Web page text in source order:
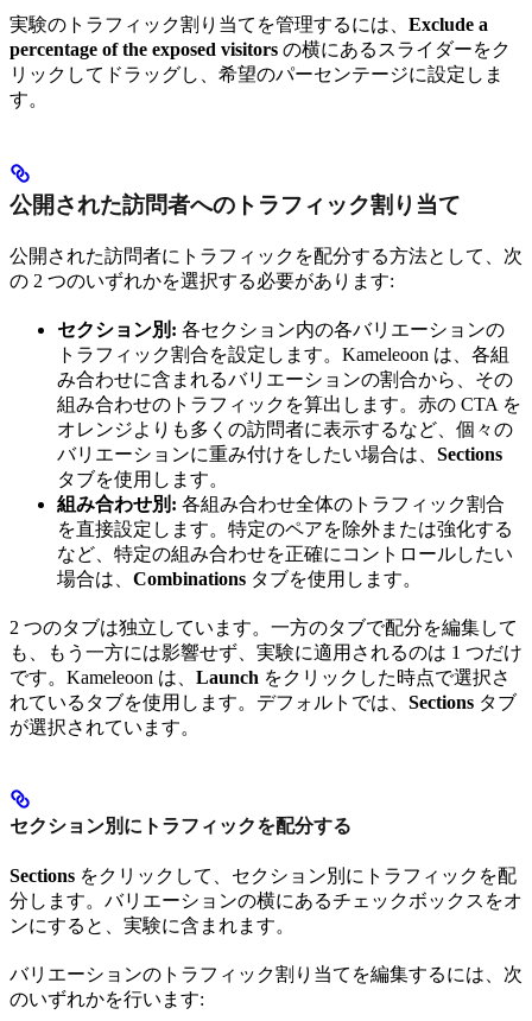
実験のトラフィック割り当てを管理するには、 Exclude a
percentage of the exposed visitors の横にあるスライダーをク
リックしてドラッグし、希望のパーセンテージに設定しま
す。
公開された訪問者へのトラフィック割り当て
公開された訪問者にトラフィックを配分する方法として、次
の 2 つのいずれかを選択する必要があります:
セクション別: 各セクション内の各バリエーションの
トラフィック割合を設定します。Kameleoon は、各組
み合わせに含まれるバリエーションの割合から、その
組み合わせのトラフィックを算出します。赤の CTA を
オレンジよりも多くの訪問者に表示するなど、個々の
バリエーションに重み付けをしたい場合は、 Sections
タブを使用します。
組み合わせ別: 各組み合わせ全体のトラフィック割合
を直接設定します。特定のペアを除外または強化する
など、特定の組み合わせを正確にコントロールしたい
場合は、 Combinations タブを使用します。
2 つのタブは独立しています。一方のタブで配分を編集して
も、もう一方には影響せず、実験に適用されるのは 1 つだけ
です。Kameleoon は、 Launch をクリックした時点で選択さ
れているタブを使用します。デフォルトでは、 Sections タブ
が選択されています。
セクション別にトラフィックを配分する
Sections をクリックして、セクション別にトラフィックを配
分します。バリエーションの横にあるチェックボックスをオ
ンにすると、実験に含まれます。
バリエーションのトラフィック割り当てを編集するには、次
のいずれかを行います: